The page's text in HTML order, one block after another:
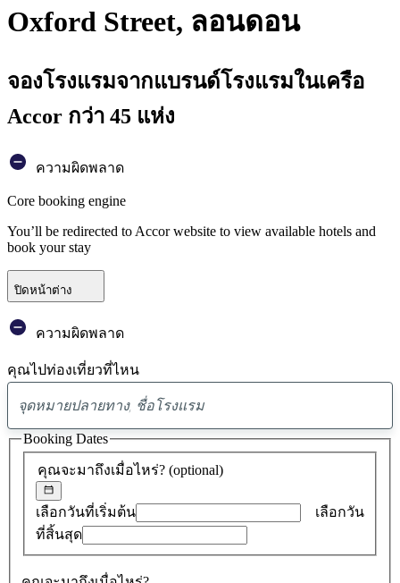
Oxford Street, ลอนดอน
จองโรงแรมจากแบรนด์โรงแรมในเครือ
Accor กว่า 45 แห่ง
ความผิดพลาด
Core booking engine
You’ll be redirected to Accor website to view available hotels and
book your stay
ปิดหน้าต่าง
ความผิดพลาด
คุณไปท่องเที่ยวที่ไหน
พบ
ข้อ
เสนอ
0
คุณจะมาถึงเมื่อไหร่? (optional)
เลือกวันที่เริ่มต้น
เลือกวัน
ที่สิ้นสุด
Booking Dates